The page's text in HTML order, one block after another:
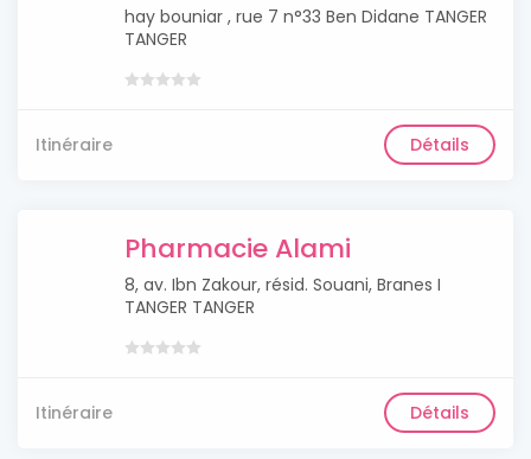
hay bouniar , rue 7 n°33 Ben Didane TANGER
TANGER
Itinéraire Détails
Pharmacie Alami
8, av. Ibn Zakour, résid. Souani, Branes I
TANGER TANGER
Itinéraire Détails